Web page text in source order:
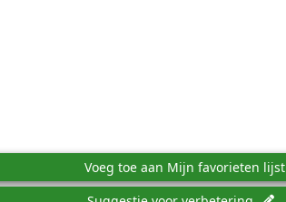
Voeg toe aan Mijn favorieten lijst